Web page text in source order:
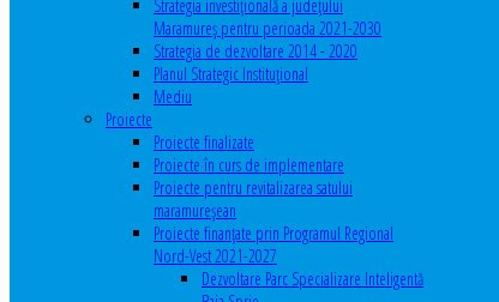
Strategia investiţională a județului
Maramureș pentru perioada 2021-2030
Strategia de dezvoltare 2014 - 2020
Planul Strategic Instituţional
Mediu
Proiecte
Proiecte finalizate
Proiecte în curs de implementare
Proiecte pentru revitalizarea satului
maramureşean
Proiecte finanțate prin Programul Regional
Nord-Vest 2021-2027
Dezvoltare Parc Specializare Inteligentă